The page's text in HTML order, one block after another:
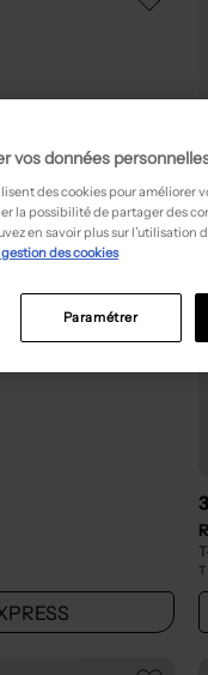
T
vos données
des cookies pour améliorer
la possibilité de partager des
en savoir plus sur
des cookies
Paramétrer